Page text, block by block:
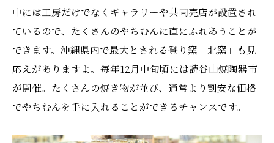
中には工房だけでなくギャラリーや共同売店が設置され
ているので、たくさんのやちむんに直にふれあうことが
できます。沖縄県内で最大とされる登り窯「北窯」も見
応えがありますよ。毎年12月中旬頃には読谷山焼陶器市
が開催。たくさんの焼き物が並び、通常より割安な価格
でやちむんを手に入れることができるチャンスです。